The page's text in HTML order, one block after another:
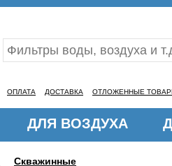
ОПЛАТА ДОСТАВКА ОТЛОЖЕННЫЕ
ДЛЯ ВОЗДУХА
Скважинные